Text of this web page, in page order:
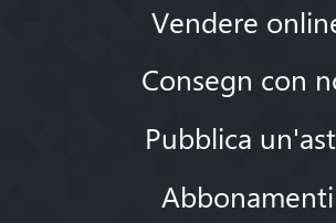
Vendere
Consegn con
Pubblica
Abbonamenti